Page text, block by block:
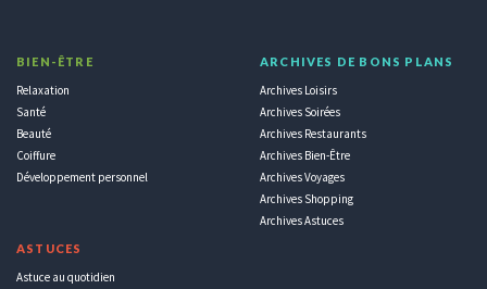
BIEN-ÊTRE
Relaxation
Santé
Beauté
Coiffure
Développement personnel
ASTUCES
Astuce au quotidien
ARCHIVES DE BONS PLANS
Archives Loisirs
Archives Soirées
Archives Restaurants
Archives Bien-Être
Archives Voyages
Archives Shopping
Archives Astuces